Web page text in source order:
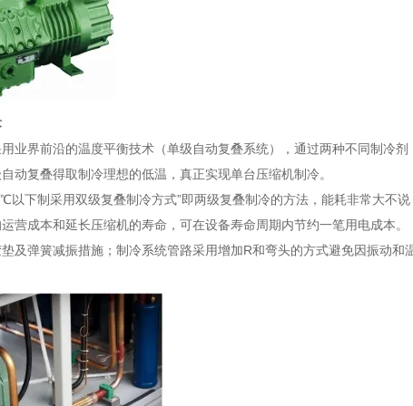
用业界前沿的温度平衡技术（单级自动复叠系统），通过两种不同制冷
动复叠得取制冷理想的低温，真正实现单台压缩机制冷。
以下制采用双级复叠制冷方式”即两级复叠制冷的方法，能耗非常大不
运营成本和延长压缩机的寿命，可在设备寿命周期内节约一笔用电成本。
及弹簧减振措施；制冷系统管路采用增加R和弯头的方式避免因振动